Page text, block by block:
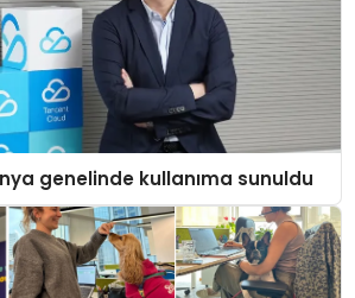
genelinde kullanıma sunuldu